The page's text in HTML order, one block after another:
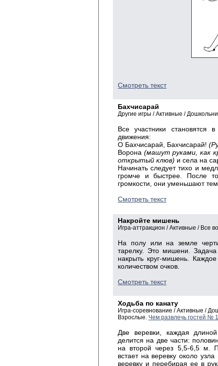
Смотреть текст
Бахчисарай
Другие игры / Активные /
Все участники
движения:
О Бахчисарай, Бахчисарай!
Ворона (машут руками, как
открытый клюв) и села на
Начинать следует тихо и
громче и быстрее. После
громкости, они уменьшают
Смотреть текст
Накройте мишень
Игра-аттракцион / Активные / Все
На полу или на земле
тарелку. Это мишени.
накрыть круг-мишень.
количеством очков.
Смотреть текст
Ходьба по канату
Игра-соревнование / Активные /
Взрослые. Чем развлечь гостей №
Две веревки, каждая
делится на две части:
на второй через 5,5-6,5 м.
встает на веревку около
веревку и перебирая ее в